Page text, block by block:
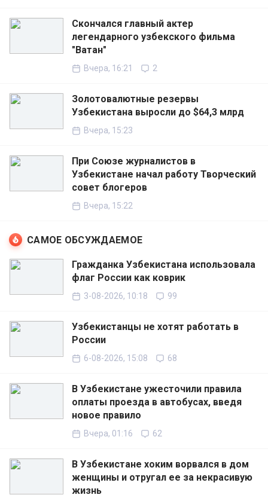
Скончался главный актер
легендарного узбекского фильма
"Ватан"
Вчера, 16:21 2
Золотовалютные резервы
Узбекистана выросли до $64,3 млрд
Вчера, 15:23
При Союзе журналистов в
Узбекистане начал работу Творческий
совет блогеров
Вчера, 15:22
САМОЕ ОБСУЖДАЕМОЕ
Гражданка Узбекистана использовала
флаг России как коврик
3-08-2026, 10:18 99
Узбекистанцы не хотят работать в
России
6-08-2026, 15:08 68
В Узбекистане ужесточили правила
оплаты проезда в автобусах, введя
новое правило
Вчера, 01:16 62
В Узбекистане хоким ворвался в дом
женщины и отругал ее за некрасивую
жизнь